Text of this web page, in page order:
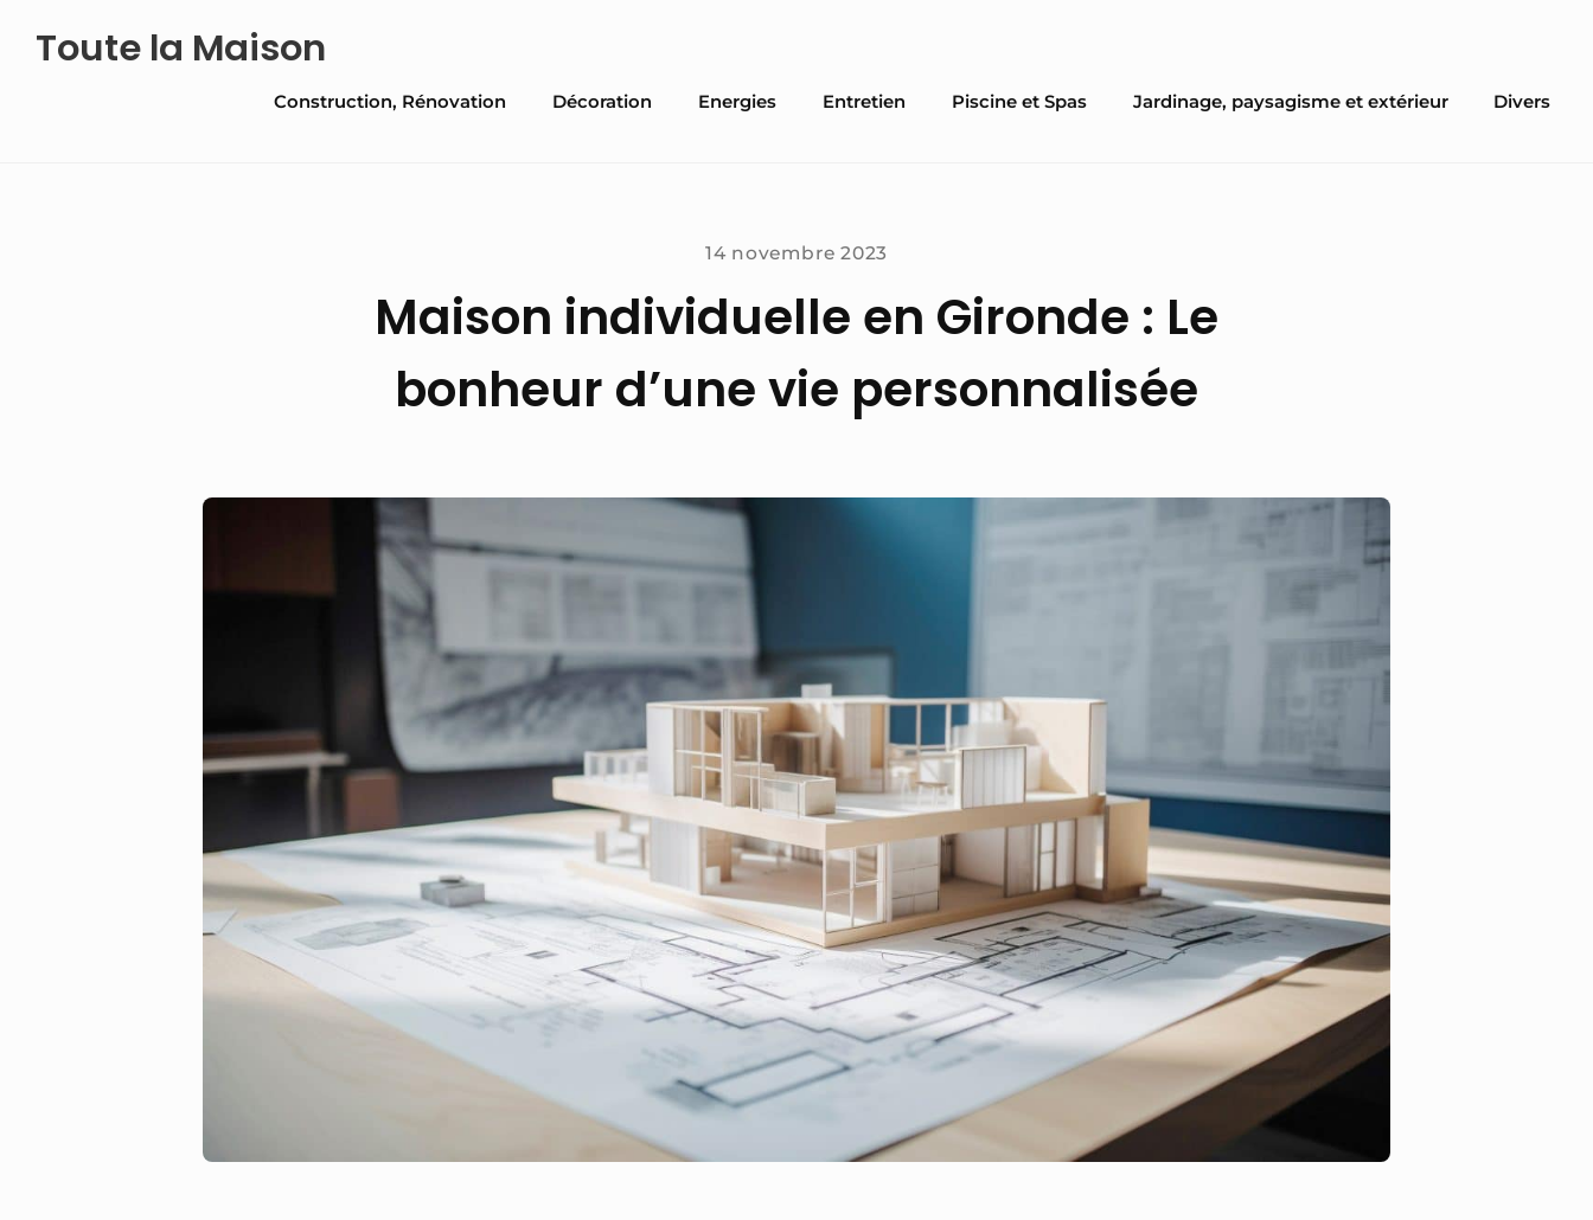
Toute la Maison
Site
Construction, Rénovation Décoration Energies Entretien Piscine et Spas Jardinage, paysagisme et extérieur Divers
14 novembre 2023
Maison individuelle en Gironde : Le
bonheur d’une vie personnalisée